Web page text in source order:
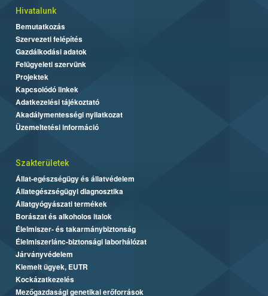
Hivatalunk
Bemutatkozás
Szervezeti felépítés
Gazdálkodási adatok
Felügyeleti szervünk
Projektek
Kapcsolódó linkek
Adatkezelési tájékoztató
Akadálymentességi nyilatkozat
Üzemeltetési információ
Szakterületek
Állat-egészségügy és állatvédelem
Állategészségügyi diagnosztika
Állatgyógyászati termékek
Borászat és alkoholos italok
Élelmiszer- és takarmánybiztonság
Élelmiszerlánc-biztonsági laborhálózat
Járványvédelem
Kiemelt ügyek, EUTR
Kockázatkezelés
Mezőgazdasági genetikai erőforrások